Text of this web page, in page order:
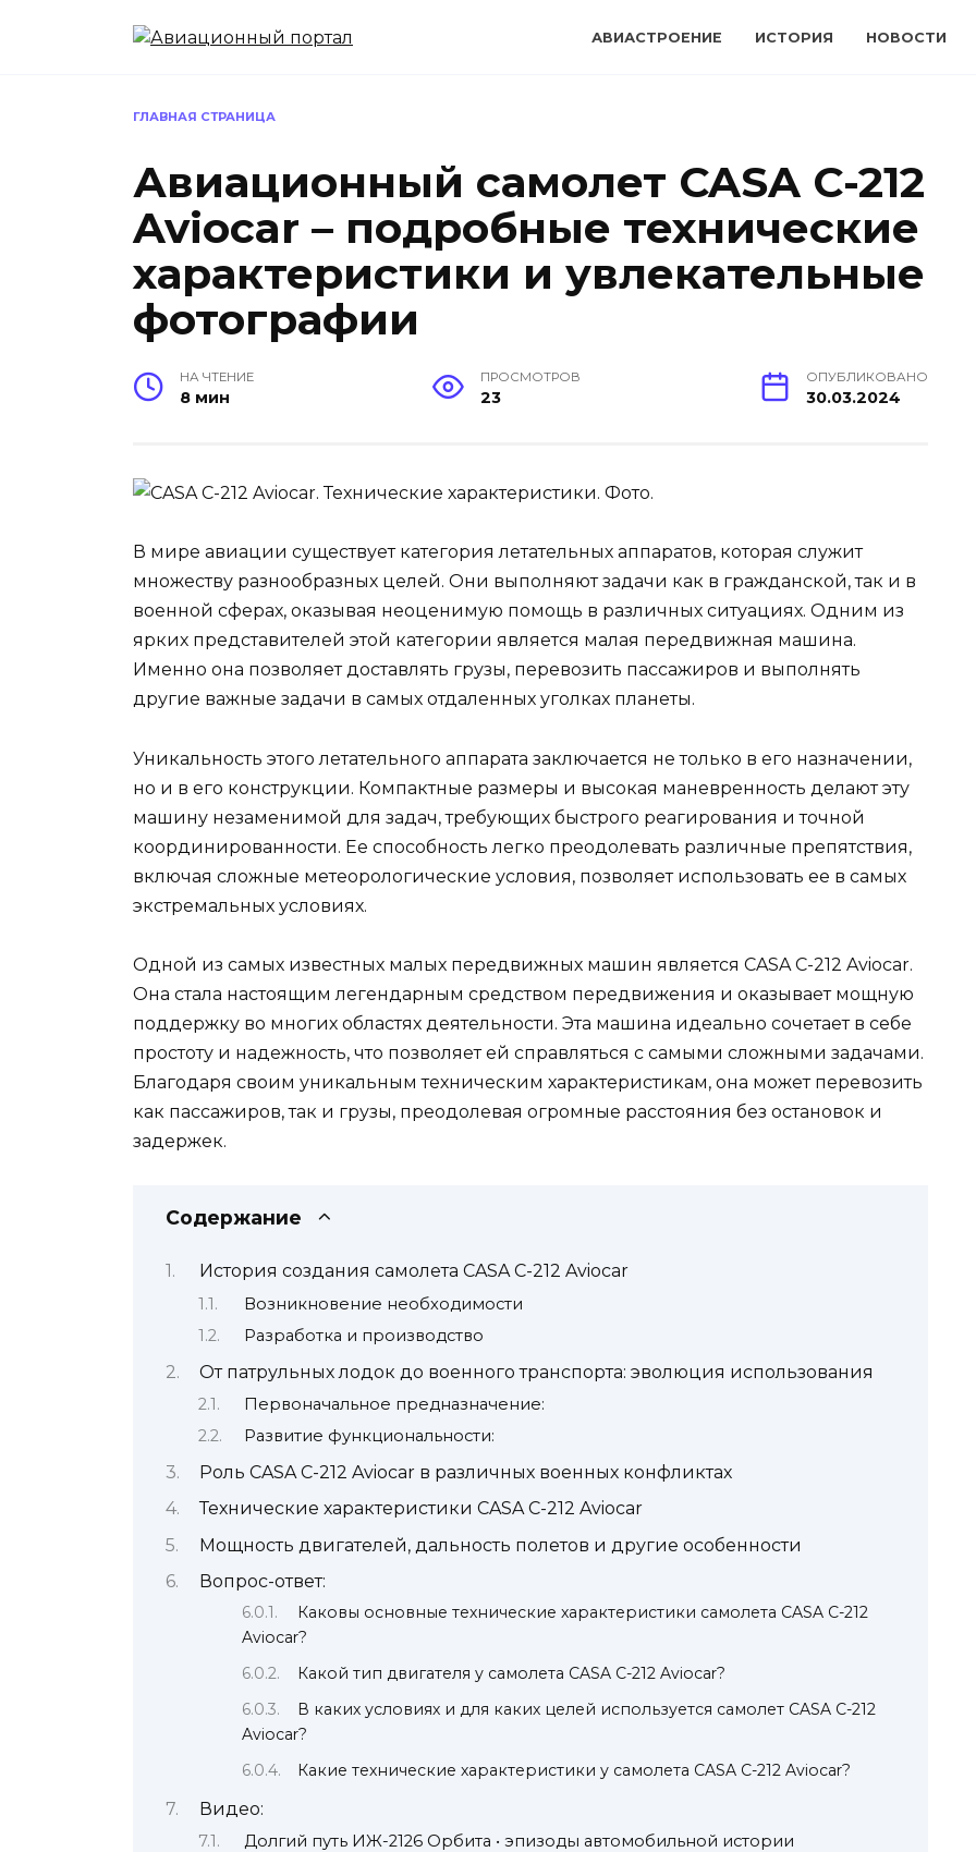
АВИАСТРОЕНИЕ ИСТОРИЯ НОВОСТИ
ГЛАВНАЯ СТРАНИЦА
Авиационный самолет CASA C-212
Aviocar – подробные технические
характеристики и увлекательные
фотографии
НА ЧТЕНИЕ
8 мин
ПРОСМОТРОВ
23
ОПУБЛИКОВАНО
30.03.2024
В мире авиации существует категория летательных аппаратов, которая служит
множеству разнообразных целей. Они выполняют задачи как в гражданской, так и в
военной сферах, оказывая неоценимую помощь в различных ситуациях. Одним из
ярких представителей этой категории является малая передвижная машина.
Именно она позволяет доставлять грузы, перевозить пассажиров и выполнять
другие важные задачи в самых отдаленных уголках планеты.
Уникальность этого летательного аппарата заключается не только в его назначении,
но и в его конструкции. Компактные размеры и высокая маневренность делают эту
машину незаменимой для задач, требующих быстрого реагирования и точной
координированности. Ее способность легко преодолевать различные препятствия,
включая сложные метеорологические условия, позволяет использовать ее в самых
экстремальных условиях.
Одной из самых известных малых передвижных машин является CASA C-212 Aviocar.
Она стала настоящим легендарным средством передвижения и оказывает мощную
поддержку во многих областях деятельности. Эта машина идеально сочетает в себе
простоту и надежность, что позволяет ей справляться с самыми сложными задачами.
Благодаря своим уникальным техническим характеристикам, она может перевозить
как пассажиров, так и грузы, преодолевая огромные расстояния без остановок и
задержек.
Содержание
История создания самолета CASA C-212 Aviocar
Возникновение необходимости
Разработка и производство
От патрульных лодок до военного транспорта: эволюция использования
Первоначальное предназначение:
Развитие функциональности:
Роль CASA C-212 Aviocar в различных военных конфликтах
Технические характеристики CASA C-212 Aviocar
Мощность двигателей, дальность полетов и другие особенности
Вопрос-ответ:
Каковы основные технические характеристики самолета CASA C-212
Aviocar?
Какой тип двигателя у самолета CASA C-212 Aviocar?
В каких условиях и для каких целей используется самолет CASA C-212
Aviocar?
Какие технические характеристики у самолета CASA C-212 Aviocar?
Видео:
Долгий путь ИЖ-2126 Орбита • эпизоды автомобильной истории